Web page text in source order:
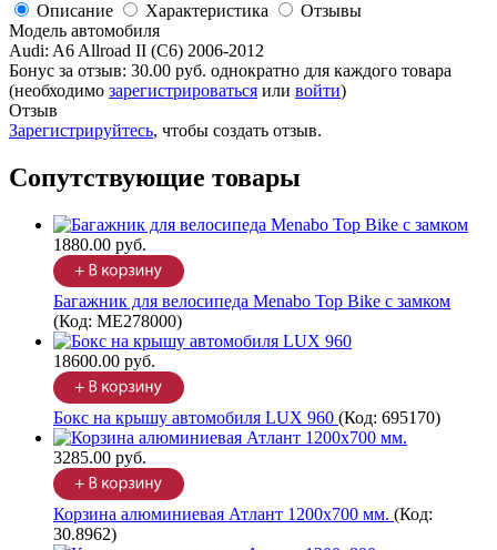
Описание Характеристика
Отзывы
Модель автомобиля
Audi: A6 Allroad II (C6) 2006-2012
Бонус за отзыв: 30.00 руб. однократно для каждого товара
(необходимо зарегистрироваться или войти)
Отзыв
Зарегистрируйтесь, чтобы создать отзыв.
Сопутствующие товары
1880.00 руб.
Багажник для велосипеда Menabo Top Bike с замком
(Код: ME278000)
18600.00 руб.
Бокс на крышу автомобиля LUX 960 (Код: 695170)
3285.00 руб.
Корзина алюминиевая Атлант 1200х700 мм. (Код:
30.8962)